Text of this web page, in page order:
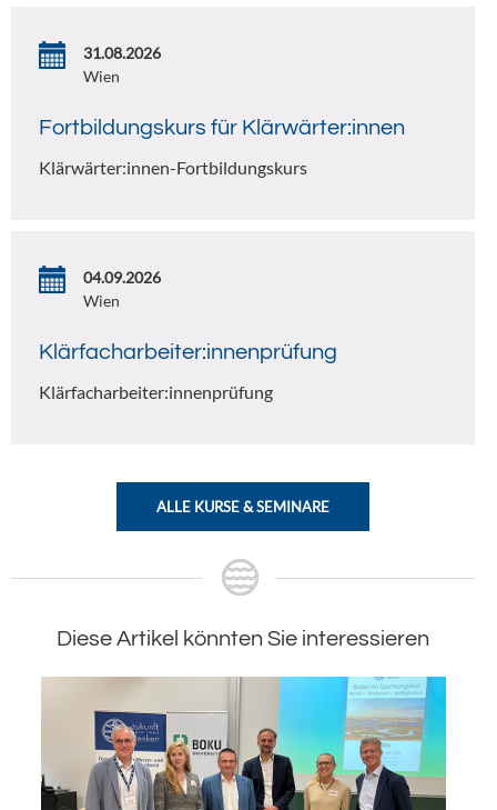
31.08.2026
Wien
Fortbildungskurs für Klärwärter:innen
Klärwärter:innen-Fortbildungskurs
04.09.2026
Wien
Klärfacharbeiter:innenprüfung
Klärfacharbeiter:innenprüfung
ALLE KURSE & SEMINARE
Diese Artikel könnten Sie interessieren